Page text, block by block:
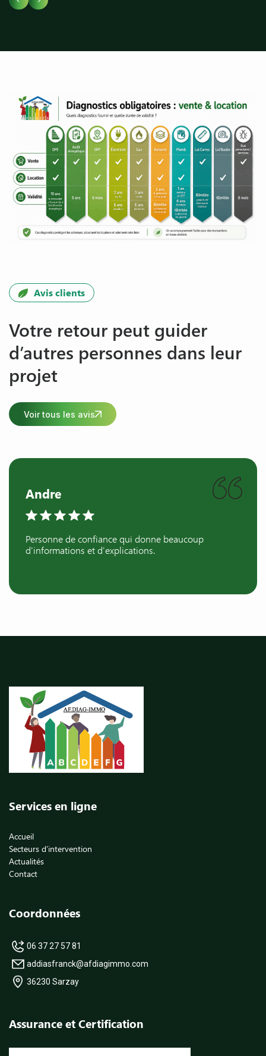
Avis clients
Votre retour peut guider
d’autres personnes dans leur
projet
Voir tous les avis
Andre
Personne de confiance qui donne beaucoup
d'informations et d'explications.
Services en ligne
Accueil
Secteurs d’intervention
Actualités
Contact
Coordonnées
06 37 27 57 81
addiasfranck@afdiagimmo.com
36230 Sarzay
Assurance et Certification